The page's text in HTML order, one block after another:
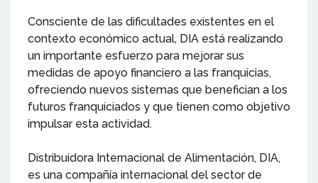
Consciente de las dificultades existentes en el
contexto económico actual, DIA está realizando
un importante esfuerzo para mejorar sus
medidas de apoyo financiero a las franquicias,
ofreciendo nuevos sistemas que benefician a los
futuros franquiciados y que tienen como objetivo
impulsar esta actividad.
Distribuidora Internacional de Alimentación, DIA,
es una compañía internacional del sector de